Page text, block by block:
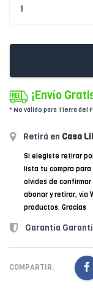
¡Envío
* No válido para Tierra del
Retirá en Casa
Si elegiste retirar
lista tu compra
olvides de
abonar y retirar, vía
productos. Gracias
Garantía
COMPARTIR: